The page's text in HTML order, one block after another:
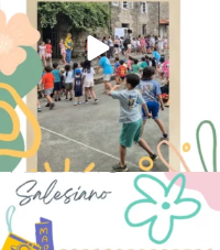
la alegría en el campamento
...